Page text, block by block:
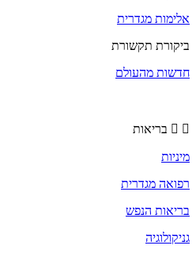
אלימות מגדרית
ביקורת תקשורת
חדשות מהעולם
בריאות
מיניות
רפואה מגדרית
בריאות הנפש
גניקולוגיה